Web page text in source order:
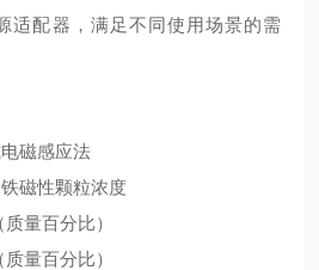
适配器，满足不同使用场景的需
磁感应法
磁性颗粒浓度
量百分比）
量百分比）